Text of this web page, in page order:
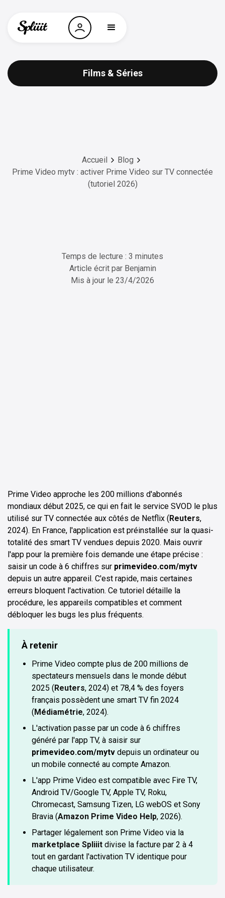
Films & Séries
Accueil
Blog
Prime Video mytv : activer Prime Video sur TV connectée
(tutoriel 2026)
Temps de lecture : 3 minutes
Article écrit par Benjamin
Mis à jour le 23/4/2026
Prime Video approche les 200 millions d'abonnés
mondiaux début 2025, ce qui en fait le service SVOD le plus
utilisé sur TV connectée aux côtés de Netflix (Reuters,
2024). En France, l'application est préinstallée sur la quasi-
totalité des smart TV vendues depuis 2020. Mais ouvrir
l'app pour la première fois demande une étape précise :
saisir un code à 6 chiffres sur primevideo.com/mytv
depuis un autre appareil. C'est rapide, mais certaines
erreurs bloquent l'activation. Ce tutoriel détaille la
procédure, les appareils compatibles et comment
débloquer les bugs les plus fréquents.
À retenir
Prime Video compte plus de 200 millions de
spectateurs mensuels dans le monde début
2025 (Reuters, 2024) et 78,4 % des foyers
français possèdent une smart TV fin 2024
(Médiamétrie, 2024).
L'activation passe par un code à 6 chiffres
généré par l'app TV, à saisir sur
primevideo.com/mytv depuis un ordinateur ou
un mobile connecté au compte Amazon.
L'app Prime Video est compatible avec Fire TV,
Android TV/Google TV, Apple TV, Roku,
Chromecast, Samsung Tizen, LG webOS et Sony
Bravia (Amazon Prime Video Help, 2026).
Partager légalement son Prime Video via la
marketplace Spliiit divise la facture par 2 à 4
tout en gardant l'activation TV identique pour
chaque utilisateur.